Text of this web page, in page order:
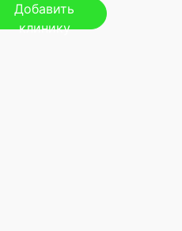
Добавить
клинику